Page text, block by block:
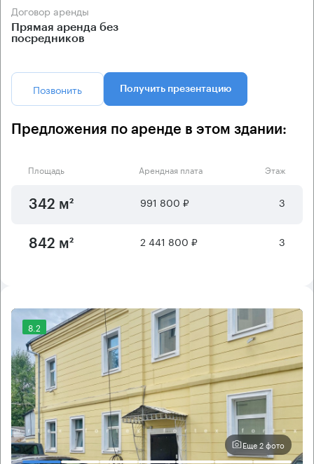
Договор аренды
Прямая аренда без
посредников
Позвонить Получить презентацию
Предложения по аренде в этом здании:
Площадь Арендная плата Этаж
342 м² 991 800 ₽ 3
842 м² 2 441 800 ₽ 3
8.2
Еще 2 фото